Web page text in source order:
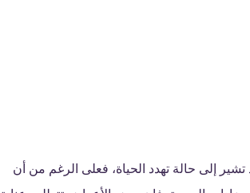
إلى حالة تهدد الحياة، فعلى الرغم من أن